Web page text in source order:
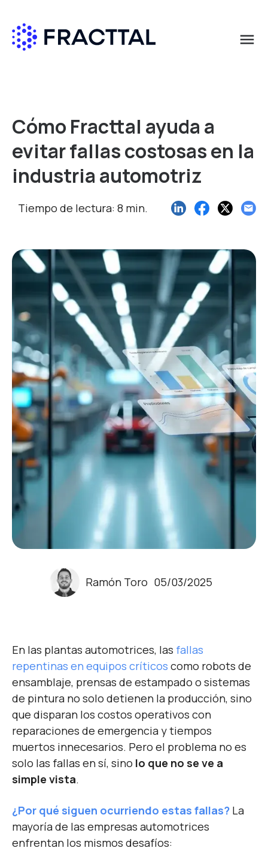
menu
Cómo Fracttal ayuda a
evitar fallas costosas en la
industria automotriz
Tiempo de lectura: 8 min.
Ramón Toro 05/03/2025
En las plantas automotrices, las fallas
repentinas en equipos críticos como robots de
ensamblaje, prensas de estampado o sistemas
de pintura no solo detienen la producción, sino
que disparan los costos operativos con
reparaciones de emergencia y tiempos
muertos innecesarios. Pero el problema no es
solo las fallas en sí, sino lo que no se ve a
simple vista.
¿Por qué siguen ocurriendo estas fallas? La
mayoría de las empresas automotrices
enfrentan los mismos desafíos: